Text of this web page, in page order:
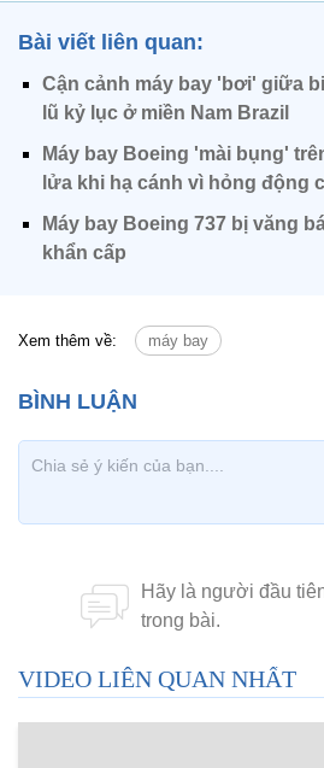
Bài viết liên quan:
Cận cảnh máy bay 'bơi' giữa
lũ kỷ lục ở miền Nam Brazil
Máy bay Boeing 'mài bụng'
lửa khi hạ cánh vì hỏng động
Máy bay Boeing 737 bị văng
khẩn cấp
Xem thêm về: máy bay
VIDEO LIÊN QUAN NHẤT